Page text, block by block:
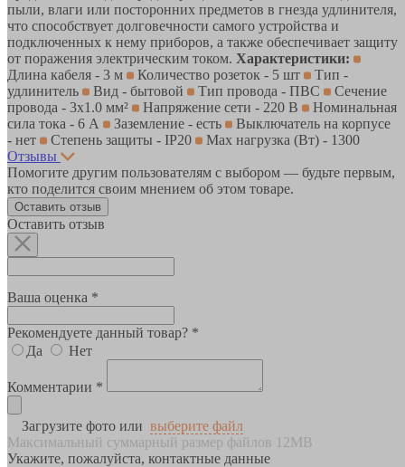
пыли, влаги или посторонних предметов в гнезда удлинителя,
что способствует долговечности самого устройства и
подключенных к нему приборов, а также обеспечивает защиту
от поражения электрическим током. Характеристики:
Длина кабеля - 3 м
Количество розеток - 5 шт
Тип -
удлинитель
Вид - бытовой Тип провода - ПВС
Сечение
провода - 3х1.0 мм²
Напряжение сети - 220 В
Номинальная
сила тока - 6 А
Заземление - есть
Выключатель на корпусе
- нет
Степень защиты - IP20
Max нагрузка (Вт) - 1300
Отзывы
Помогите другим пользователям с выбором — будьте первым,
кто поделится своим мнением об этом товаре.
Оставить отзыв
Оставить отзыв
Ваша оценка *
Рекомендуете данный товар? *
Да
Нет
Комментарии *
Загрузите фото или выберите файл
Максимальный суммарный размер файлов 12MB
Укажите, пожалуйста, контактные данные